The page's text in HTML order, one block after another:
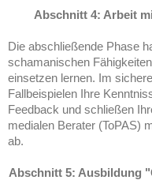
Abschnitt 4: Arbeit
Die abschließende Phase
schamanischen
einsetzen lernen. Im
Fallbeispielen Ihre
Feedback und schließen
medialen Berater (ToPAS)
ab.
Abschnitt 5: Ausbildung